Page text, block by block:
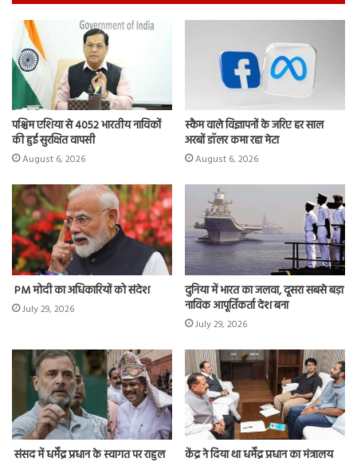
पश्चिम एशिया से 4052 भारतीय नाविकों
की हुई सुरक्षित वापसी
August 6, 2026
स्कैम वाले विज्ञापनों के जरिए हर साल
अरबों डॉलर कमा रहा मेटा
August 6, 2026
PM मोदी का अधिकारियों को संदेश
July 29, 2026
दुनिया में भारत का जलवा, दूसरा सबसे बड़ा
नाविक आपूर्तिकर्ता देश बना
July 29, 2026
संसद में धर्मेंद्र प्रधान के स्वागत पर राहुल
केंद्र ने दिया था धर्मेंद्र प्रधान का मंत्रालय